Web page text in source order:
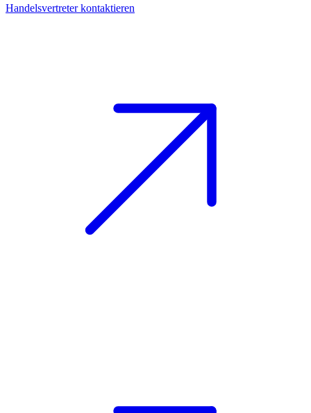
Handelsvertreter kontaktieren